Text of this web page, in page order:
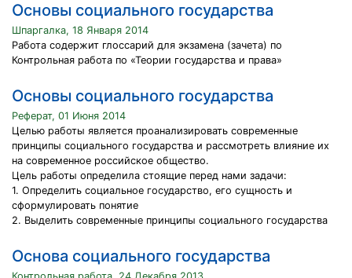
Основы социального государства
Шпаргалка, 18 Января 2014
Работа содержит глоссарий для экзамена (зачета) по
Контрольная работа по «Теории государства и права»
Основы социального государства
Реферат, 01 Июня 2014
Целью работы является проанализировать современные
принципы социального государства и рассмотреть влияние их
на современное российское общество.
Цель работы определила стоящие перед нами задачи:
1. Определить социальное государство, его сущность и
сформулировать понятие
2. Выделить современные принципы социального государства
Основа социального государства